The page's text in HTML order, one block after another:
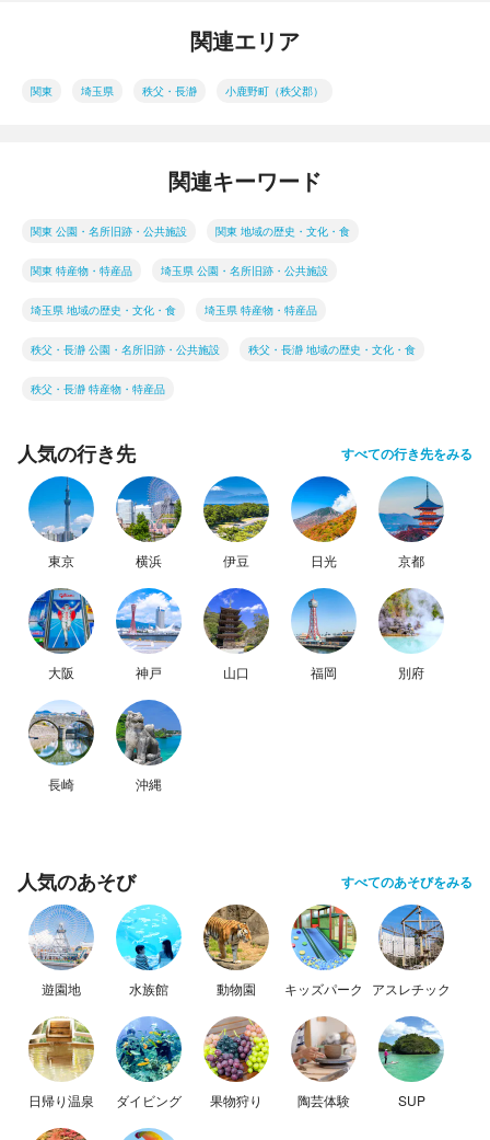
関連エリア
関東 埼玉県 秩父・長瀞 小鹿野町（秩父郡）
関連キーワード
関東 公園・名所旧跡・公共施設 関東 地域の歴史・文化・食
関東 特産物・特産品 埼玉県 公園・名所旧跡・公共施設
埼玉県 地域の歴史・文化・食 埼玉県 特産物・特産品
秩父・長瀞 公園・名所旧跡・公共施設 秩父・長瀞 地域の歴史・文化・食
秩父・長瀞 特産物・特産品
人気の行き先 すべての行き先をみる
東京 横浜 伊豆 日光 京都
大阪 神戸 山口 福岡 別府
長崎 沖縄
人気のあそび すべてのあそびをみる
遊園地 水族館 動物園 キッズパーク アスレチック
日帰り温泉 ダイビング 果物狩り 陶芸体験 SUP